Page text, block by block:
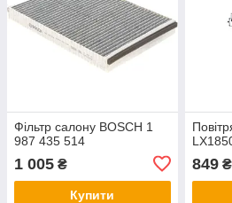
Фільтр салону BOSCH 1
987 435 514
1 005 ₴
Купити
849₴